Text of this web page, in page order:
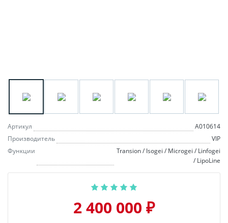
Артикул
A010614
Производитель
VIP
Функции
Transion / Isogei / Microgei / Linfogei
/ LipoLine
2 400 000 ₽